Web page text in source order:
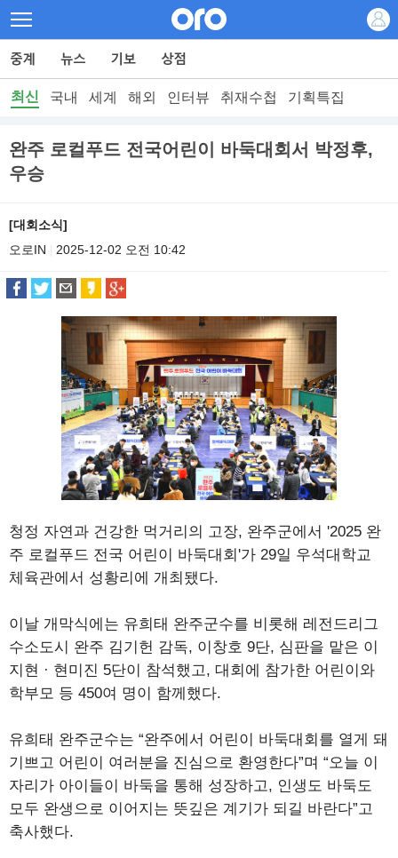
최신 국내 세계 해외 인터뷰 취재수첩 기획특집
완주 로컬푸드 전국어린이 바둑대회서 박정후,
우승
[대회소식]
오로IN
2025-12-02 오전 10:42
청정 자연과 건강한 먹거리의 고장, 완주군에서 '2025 완
주 로컬푸드 전국 어린이 바둑대회'가 29일 우석대학교
체육관에서 성황리에 개최됐다.
이날 개막식에는 유희태 완주군수를 비롯해 레전드리그
수소도시 완주 김기헌 감독, 이창호 9단, 심판을 맡은 이
지현 · 현미진 5단이 참석했고, 대회에 참가한 어린이와
학부모 등 450여 명이 함께했다.
유희태 완주군수는 “완주에서 어린이 바둑대회를 열게 돼
기쁘고 어린이 여러분을 진심으로 환영한다”며 “오늘 이
자리가 아이들이 바둑을 통해 성장하고, 인생도 바둑도
모두 완생으로 이어지는 뜻깊은 계기가 되길 바란다”고
축사했다.